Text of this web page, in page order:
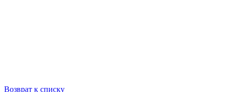
Возврат к списку